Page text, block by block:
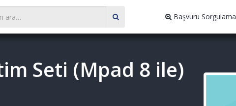
Başvuru Sorgulama
Seti (Mpad 8 ile)